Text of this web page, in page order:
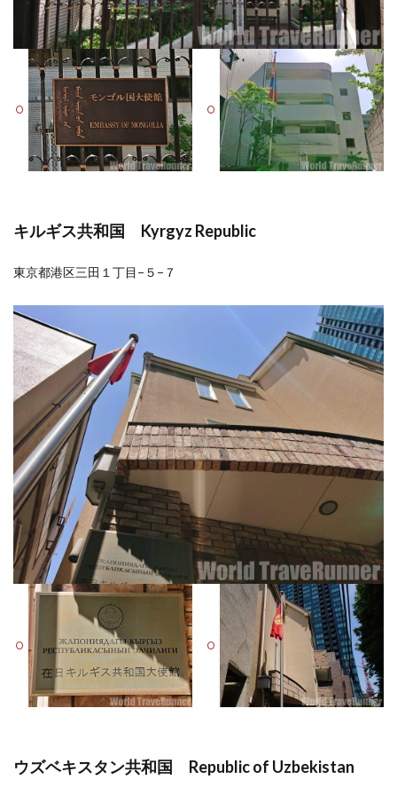
キルギス共和国 Kyrgyz Republic
東京都港区三田１丁目−５−７
ウズベキスタン共和国 Republic of Uzbekistan